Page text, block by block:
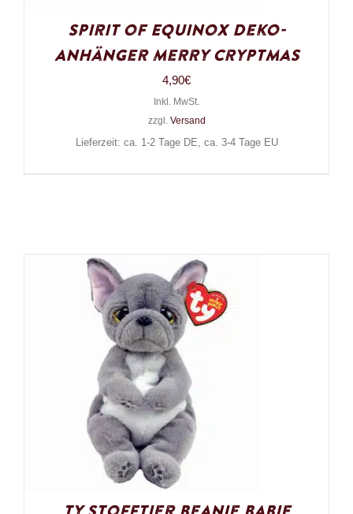
Spirit of Equinox Deko-
Anhänger Merry Cryptmas
4,90€
Inkl. MwSt.
zzgl. Versand
Lieferzeit: ca. 1-2 Tage DE, ca. 3-4 Tage EU